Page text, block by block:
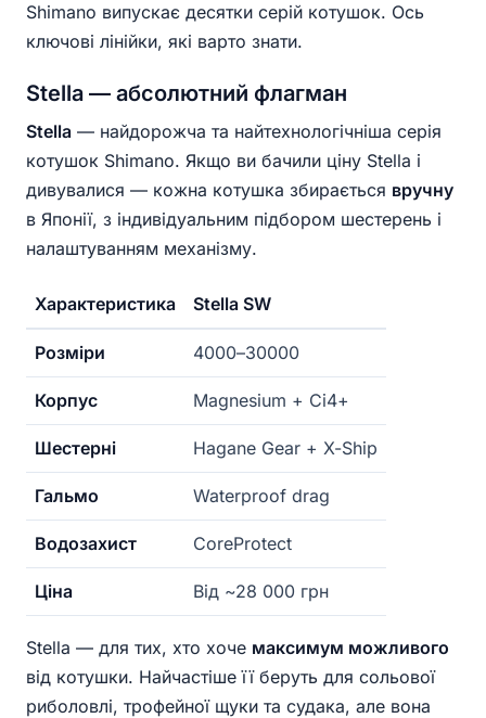
Shimano випускає десятки серій котушок. Ось
ключові лінійки, які варто знати.
Stella — абсолютний флагман
Stella — найдорожча та найтехнологічніша серія
котушок Shimano. Якщо ви бачили ціну Stella і
дивувалися — кожна котушка збирається вручну
в Японії, з індивідуальним підбором шестерень і
налаштуванням механізму.
Характеристика Stella SW
Розміри 4000–30000
Корпус Magnesium + Ci4+
Шестерні Hagane Gear + X-Ship
Гальмо Waterproof drag
Водозахист CoreProtect
Ціна Від ~28 000 грн
Stella — для тих, хто хоче максимум можливого
від котушки. Найчастіше її беруть для сольової
риболовлі, трофейної щуки та судака, але вона